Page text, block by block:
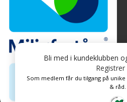
Bli med i kundeklubben
Registrer
Som medlem får du tilgang på
& råd.